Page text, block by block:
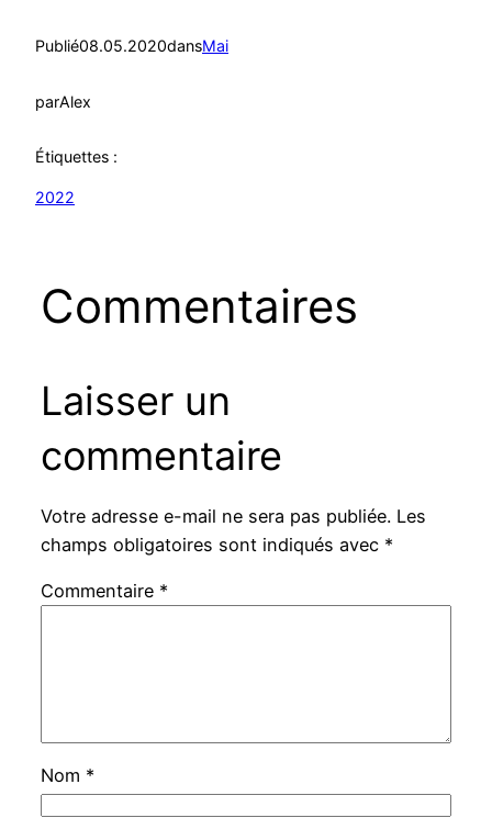
Publié08.05.2020dansMai
parAlex
Étiquettes :
2022
Commentaires
Laisser un
commentaire
Votre adresse e-mail ne sera pas publiée. Les
champs obligatoires sont indiqués avec *
Commentaire *
Nom *